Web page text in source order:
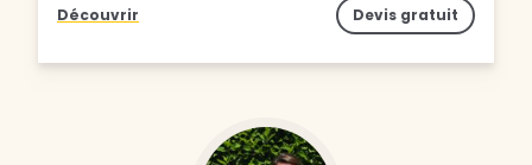
Découvrir Devis gratuit